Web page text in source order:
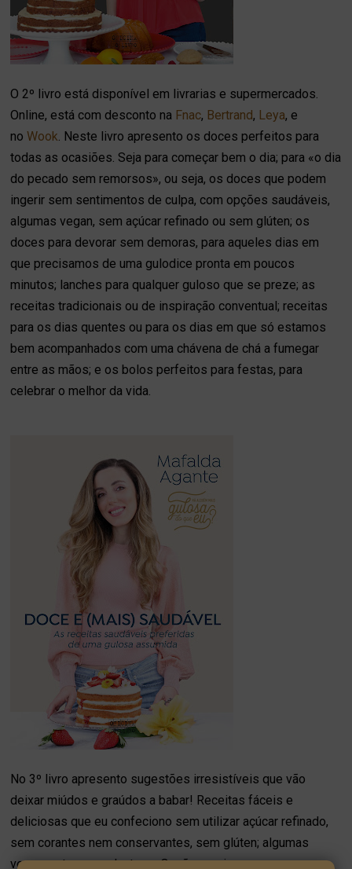
O 2º livro está disponível em livrarias e supermercados.
Online, está com desconto na Fnac, Bertrand, Leya, e
noWook. Neste livro apresento os doces perfeitos para
todas as ocasiões. Seja para começar bem o dia; para «o dia
do pecado sem remorsos», ou seja, os doces que podem
ingerir sem sentimentos de culpa, com opções saudáveis,
algumas vegan, sem açúcar refinado ou sem glúten; os
doces para devorar sem demoras, para aqueles dias em
que precisamos de uma gulodice pronta em poucos
minutos; lanches para qualquer guloso que se preze; as
receitas tradicionais ou de inspiração conventual; receitas
para os dias quentes ou para os dias em que só estamos
bem acompanhados com uma chávena de chá a fumegar
entre as mãos; e os bolos perfeitos para festas, para
celebrar o melhor da vida.
No 3º livro apresento sugestões irresistíveis que vão
deixar miúdos e graúdos a babar! Receitas fáceis e
deliciosas que eu confeciono sem utilizar açúcar refinado,
sem corantes nem conservantes, sem glúten; algumas
vegan, outras sem lactose. Opções mais ou menos